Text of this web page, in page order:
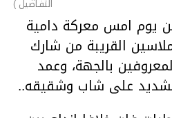
التفـاصيل )
يوم امس معركة دامية
القريبة من شارك
بالجهة، وعمد
الشديد على شاب وشقيقه..